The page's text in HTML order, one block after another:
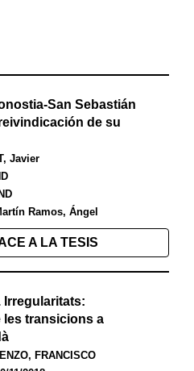
San Sebastián
de su
Javier
Ramos, Ángel
A LA TESIS
Irregularitats:
les transicions a
FRANCISCO